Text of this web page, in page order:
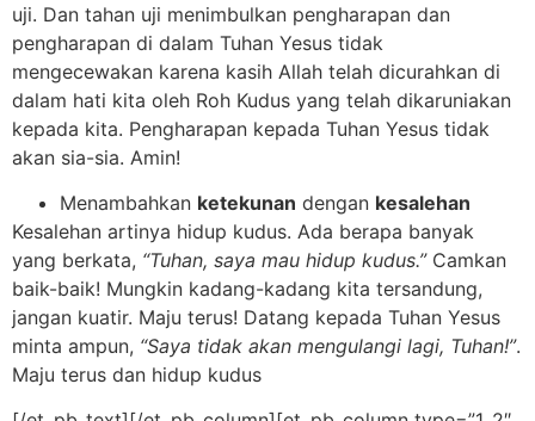
uji. Dan tahan uji menimbulkan pengharapan dan
pengharapan di dalam Tuhan Yesus tidak
mengecewakan karena kasih Allah telah dicurahkan di
dalam hati kita oleh Roh Kudus yang telah dikaruniakan
kepada kita. Pengharapan kepada Tuhan Yesus tidak
akan sia-sia. Amin!
Menambahkan ketekunan dengan kesalehan
Kesalehan artinya hidup kudus. Ada berapa banyak
yang berkata, “Tuhan, saya mau hidup kudus.” Camkan
baik-baik! Mungkin kadang-kadang kita tersandung,
jangan kuatir. Maju terus! Datang kepada Tuhan Yesus
minta ampun, “Saya tidak akan mengulangi lagi, Tuhan!”.
Maju terus dan hidup kudus